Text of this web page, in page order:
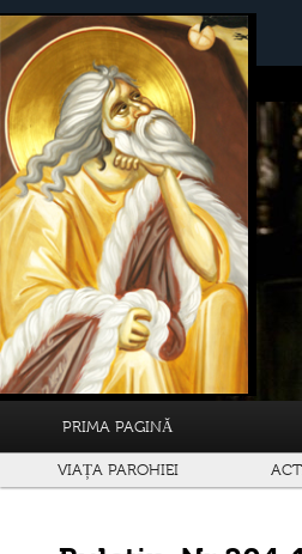
PRIMA PAGINĂ
VIAȚA PAROHIEI